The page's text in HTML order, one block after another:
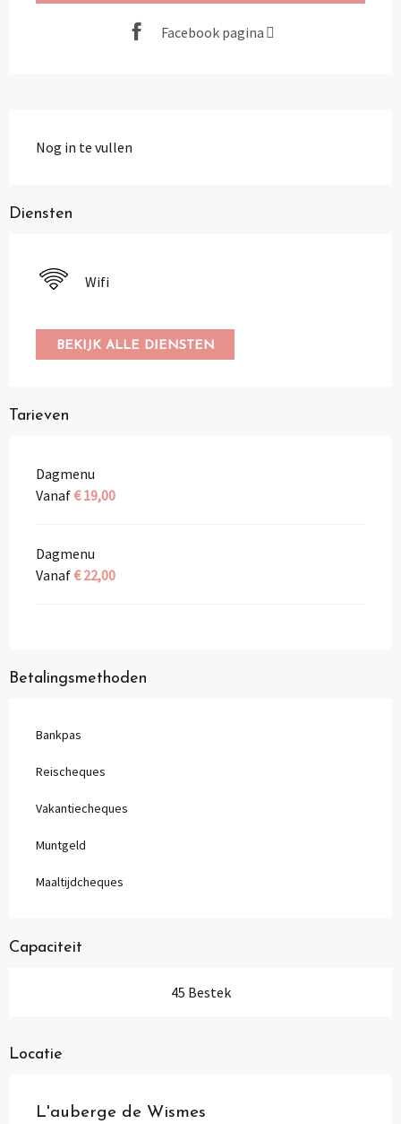
Facebook pagina
Nog in te vullen
Diensten
Wifi
BEKIJK ALLE DIENSTEN
Tarieven
Dagmenu
Vanaf€ 19,00
Dagmenu
Vanaf€ 22,00
Betalingsmethoden
Bankpas
Reischeques
Vakantiecheques
Muntgeld
Maaltijdcheques
Capaciteit
45 Bestek
Locatie
L'auberge de Wismes